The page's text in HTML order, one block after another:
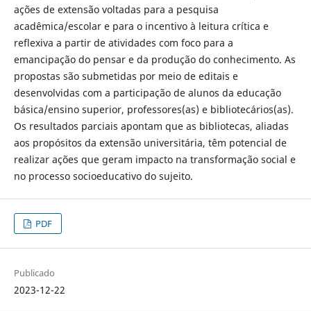
ações de extensão voltadas para a pesquisa
acadêmica/escolar e para o incentivo à leitura crítica e
reflexiva a partir de atividades com foco para a
emancipação do pensar e da produção do conhecimento. As
propostas são submetidas por meio de editais e
desenvolvidas com a participação de alunos da educação
básica/ensino superior, professores(as) e bibliotecários(as).
Os resultados parciais apontam que as bibliotecas, aliadas
aos propósitos da extensão universitária, têm potencial de
realizar ações que geram impacto na transformação social e
no processo socioeducativo do sujeito.
PDF
Publicado
2023-12-22